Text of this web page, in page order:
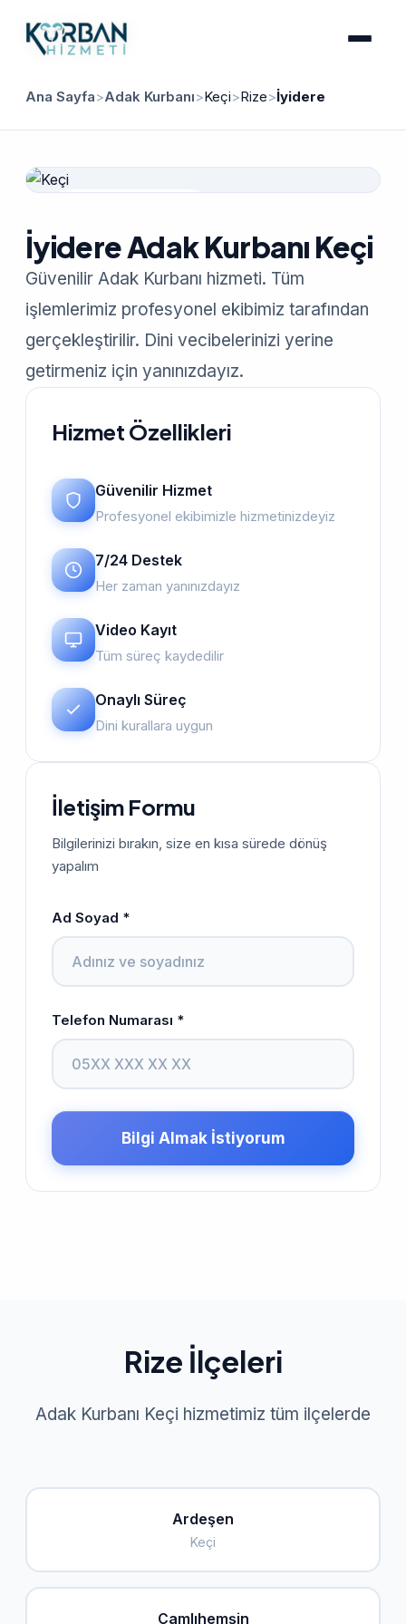
Ana Sayfa>Adak Kurbanı>Keçi>Rize>İyidere
İyidere Adak Kurbanı Keçi
Güvenilir Adak Kurbanı hizmeti. Tüm
işlemlerimiz profesyonel ekibimiz tarafından
gerçekleştirilir. Dini vecibelerinizi yerine
getirmeniz için yanınızdayız.
Hizmet Özellikleri
Güvenilir Hizmet
Profesyonel ekibimizle hizmetinizdeyiz
7/24 Destek
Her zaman yanınızdayız
Video Kayıt
Tüm süreç kaydedilir
Onaylı Süreç
Dini kurallara uygun
İletişim Formu
Bilgilerinizi bırakın, size en kısa sürede dönüş
yapalım
Ad Soyad *
Telefon Numarası *
Bilgi Almak İstiyorum
Rize İlçeleri
Adak Kurbanı Keçi hizmetimiz tüm ilçelerde
Ardeşen
Keçi
Çamlıhemşin